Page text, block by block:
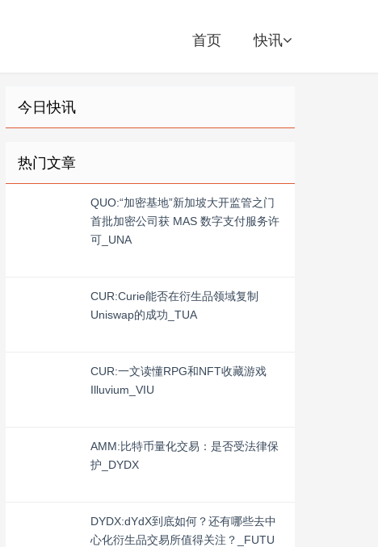
首页 快讯
今日快讯
热门文章
QUO:“加密基地”新加坡大开监管之门
首批加密公司获 MAS 数字支付服务许
可_UNA
CUR:Curie能否在衍生品领域复制
Uniswap的成功_TUA
CUR:一文读懂RPG和NFT收藏游戏
Illuvium_VIU
AMM:比特币量化交易：是否受法律保
护_DYDX
DYDX:dYdX到底如何？还有哪些去中
心化衍生品交易所值得关注？_FUTU